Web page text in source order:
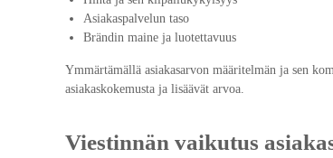
Asiakaspalvelun taso
Brändin maine ja luotettavuus
Ymmärtämällä asiakasarvon määritelmän ja sen
asiakaskokemusta ja lisäävät arvoa.
Viestinnän vaikutus